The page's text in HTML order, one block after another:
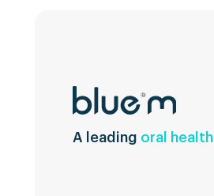
A leading oral health